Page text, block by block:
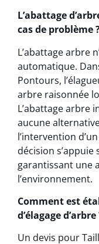
L’abattage
cas de problème
L’abattage arbre
automatique.
Pontours,
arbre raisonnée
L’abattage arbre
aucune
l’intervention
décision
garantissant une
l’environnement.
Comment est
d’élagage d’arbre
Un devis pour